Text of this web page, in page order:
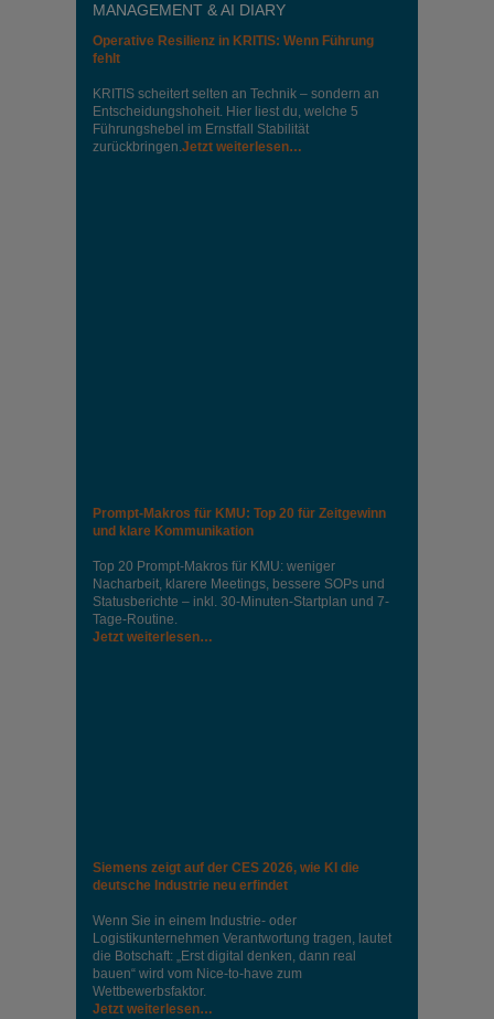
MANAGEMENT & AI DIARY
Operative Resilienz in KRITIS: Wenn Führung
fehlt
KRITIS scheitert selten an Technik – sondern an
Entscheidungshoheit. Hier liest du, welche 5
Führungshebel im Ernstfall Stabilität
zurückbringen.Jetzt weiterlesen…
Prompt-Makros für KMU: Top 20 für Zeitgewinn
und klare Kommunikation
Top 20 Prompt-Makros für KMU: weniger
Nacharbeit, klarere Meetings, bessere SOPs und
Statusberichte – inkl. 30-Minuten-Startplan und 7-
Tage-Routine.
Jetzt weiterlesen…
Siemens zeigt auf der CES 2026, wie KI die
deutsche Industrie neu erfindet
Wenn Sie in einem Industrie‑ oder
Logistikunternehmen Verantwortung tragen, lautet
die Botschaft: „Erst digital denken, dann real
bauen“ wird vom Nice‑to‑have zum
Wettbewerbsfaktor.
Jetzt weiterlesen…